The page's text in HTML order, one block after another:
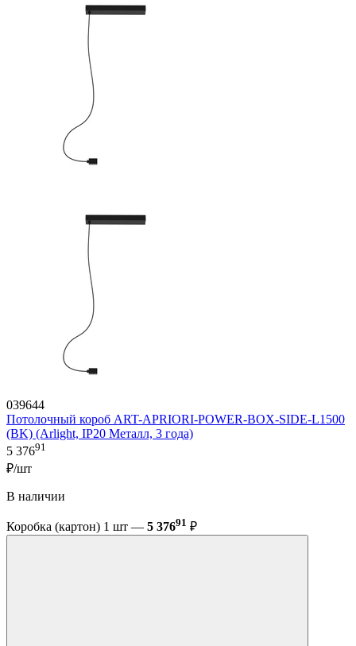
039644
Потолочный короб ART-APRIORI-POWER-BOX-SIDE-L1500
(BK) (Arlight, IP20 Металл, 3 года)
5 37691
₽/шт
В наличии
Коробка (картон) 1 шт — 5 37691 ₽